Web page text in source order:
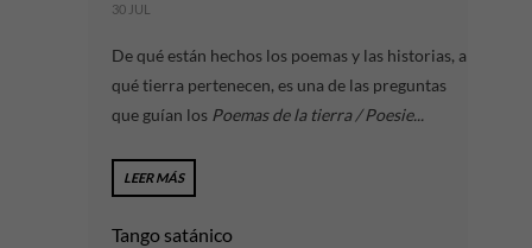
30 JUL
De qué están hechos los poemas y las historias, a
qué tierra pertenecen, es una de las preguntas
que guían los Poemas de la tierra / Poesie...
LEER MÁS
Tango satánico